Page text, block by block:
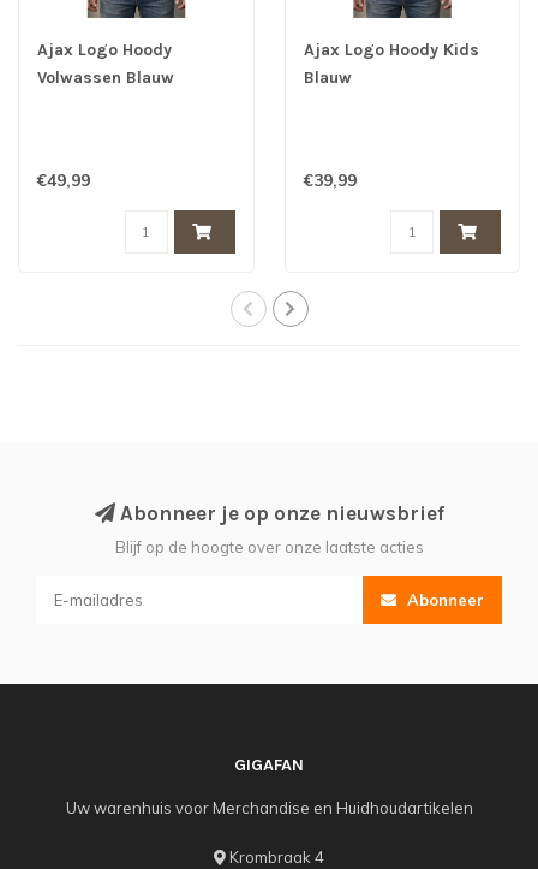
Ajax Logo Hoody
Volwassen Blauw
€49,99
Ajax Logo Hoody Kids
Blauw
€39,99
Abonneer je op onze nieuwsbrief
Blijf op de hoogte over onze laatste acties
Abonneer
GIGAFAN
Uw warenhuis voor Merchandise en Huidhoudartikelen
Krombraak 4